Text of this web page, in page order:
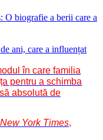
ani, care a influențat
în care familia
pentru a schimba
absolută de
New York Times,